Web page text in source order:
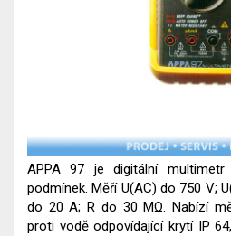
APPA 97 je digitální
podmínek. Měří U(AC) do 750 V;
do 20 A; R do 30 MΩ. Nabízí
proti vodě odpovídající krytí IP